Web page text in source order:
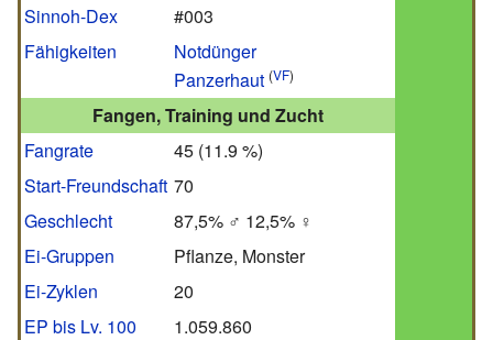
Sinnoh-Dex
#003
Fähigkeiten
Notdünger
Panzerhaut (VF)
Fangen, Training und Zucht
Fangrate
45 (11.9 %)
Start-Freundschaft 70
Geschlecht
87,5% ♂ 12,5% ♀
Ei-Gruppen
Pflanze, Monster
Ei-Zyklen
20
EP bis Lv. 100
1.059.860